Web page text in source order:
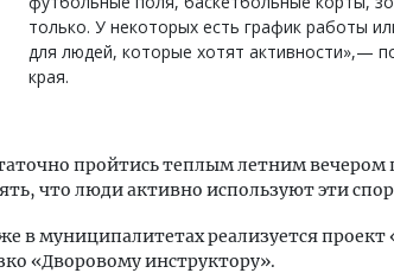
только. У некоторых есть график работы
для людей, которые хотят активности»,—
края.
пройтись теплым летним вечером
что люди активно используют эти
в муниципалитетах реализуется
«Дворовому инструктору».